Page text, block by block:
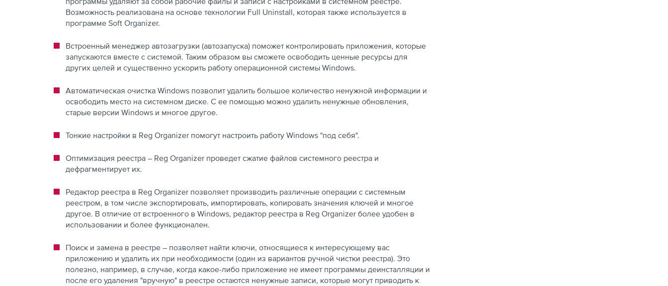
Возможность реализована на основе технологии Full Uninstall, которая также используется в
программе Soft Organizer.
Встроенный менеджер автозагрузки (автозапуска) поможет контролировать приложения, которые
запускаются вместе с системой. Таким образом вы сможете освободить ценные ресурсы для
других целей и существенно ускорить работу операционной системы Windows.
Автоматическая очистка Windows позволит удалить большое количество ненужной информации и
освободить место на системном диске. С ее помощью можно удалить ненужные обновления,
старые версии Windows и многое другое.
Тонкие настройки в Reg Organizer помогут настроить работу Windows "под себя".
Оптимизация реестра – Reg Organizer проведет сжатие файлов системного реестра и
дефрагментирует их.
Редактор реестра в Reg Organizer позволяет производить различные операции с системным
реестром, в том числе экспортировать, импортировать, копировать значения ключей и многое
другое. В отличие от встроенного в Windows, редактор реестра в Reg Organizer более удобен в
использовании и более функционален.
Поиск и замена в реестре – позволяет найти ключи, относящиеся к интересующему вас
приложению и удалить их при необходимости (один из вариантов ручной чистки реестра). Это
полезно, например, в случае, когда какое-либо приложение не имеет программы деинсталляции и
после его удаления "вручную" в реестре остаются ненужные записи, которые могут приводить к